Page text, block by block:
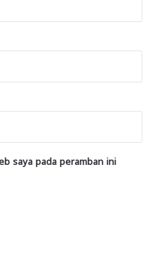
saya pada peramban ini